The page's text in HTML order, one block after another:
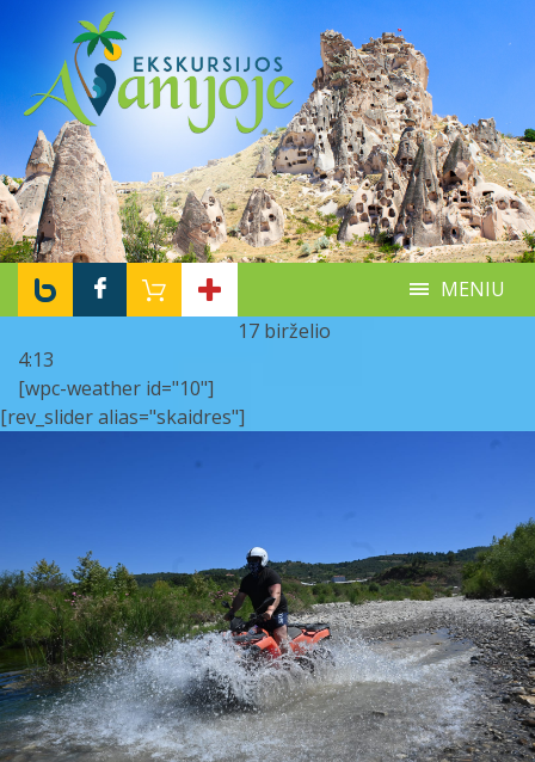
MENIU
17 birželio
4:13
[wpc-weather id="10"]
[rev_slider alias="skaidres"]